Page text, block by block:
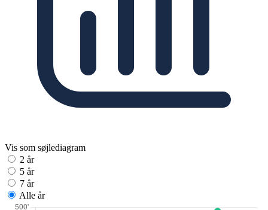
Vis som søjlediagram
2 år
5 år
7 år
Alle år